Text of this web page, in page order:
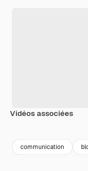
Vidéos associées
communication